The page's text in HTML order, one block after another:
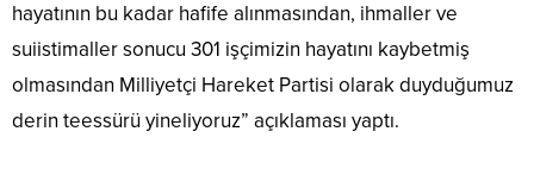
hayatının bu kadar hafife alınmasından, ihmaller ve
suiistimaller sonucu 301 işçimizin hayatını kaybetmiş
olmasından Milliyetçi Hareket Partisi olarak duyduğumuz
derin teessürü yineliyoruz” açıklaması yaptı.